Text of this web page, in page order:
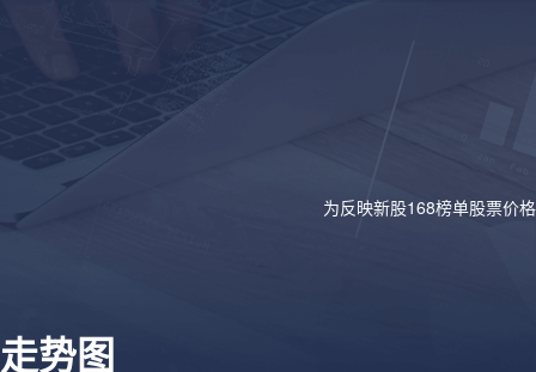
为反映新股168榜单股票价
走势图